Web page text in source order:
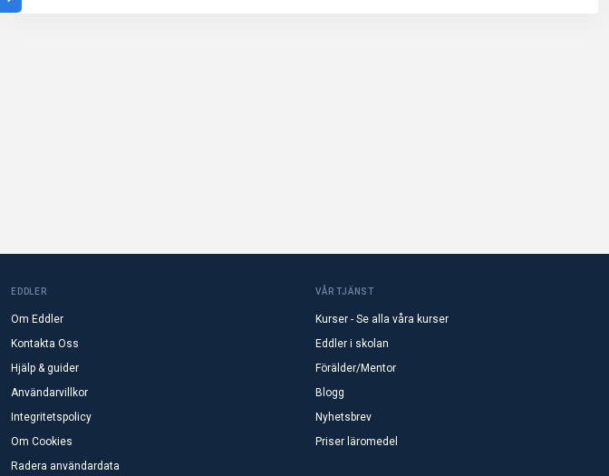
EDDLER
Om Eddler
Kontakta Oss
Hjälp & guider
Användarvillkor
Integritetspolicy
Om Cookies
Radera användardata
VÅR TJÄNST
Kurser - Se alla våra kurser
Eddler i skolan
Förälder/Mentor
Blogg
Nyhetsbrev
Priser läromedel